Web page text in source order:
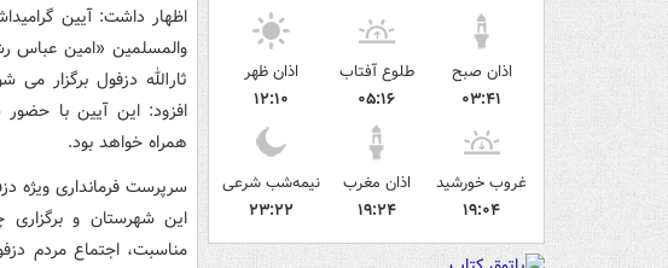
اذان صبح
۰۳:۴۱
طلوع آفتاب
۰۵:۱۶
اذان ظهر
۱۲:۱۰
غروب خورشید
۱۹:۰۴
اذان مغرب
۱۹:۲۴
نیمه‌شب شرعی
۲۳:۲۲
اظهار داشت: آیین
والمسلمین «امین عباس
افزود: این آیین با
همراه خواهد بود.
سرپرست فرمانداری ویژه
این شهرستان و
مناسبت، اجتماع مردم